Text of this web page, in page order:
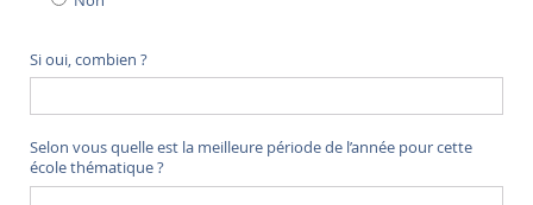
Si oui, combien ?
Selon vous quelle est la meilleure période de l’année pour cette
école thématique ?